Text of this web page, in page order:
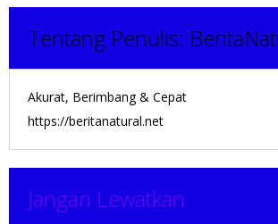
Tentang Penulis:
Akurat, Berimbang & Cepat
https://beritanatural.net
Jangan Lewatkan